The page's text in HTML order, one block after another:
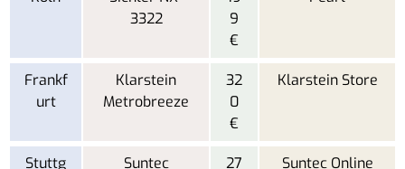
3322
9
€
Frankf
urt
Klarstein
Metrobreeze
32
0
€
Klarstein Store
Stuttg Suntec 27 Suntec Online